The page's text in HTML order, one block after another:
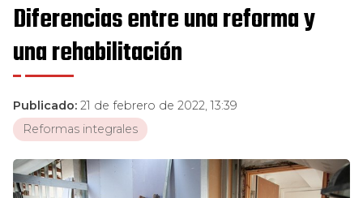
Diferencias entre una reforma y
una rehabilitación
Publicado: 21 de febrero de 2022, 13:39
Reformas integrales